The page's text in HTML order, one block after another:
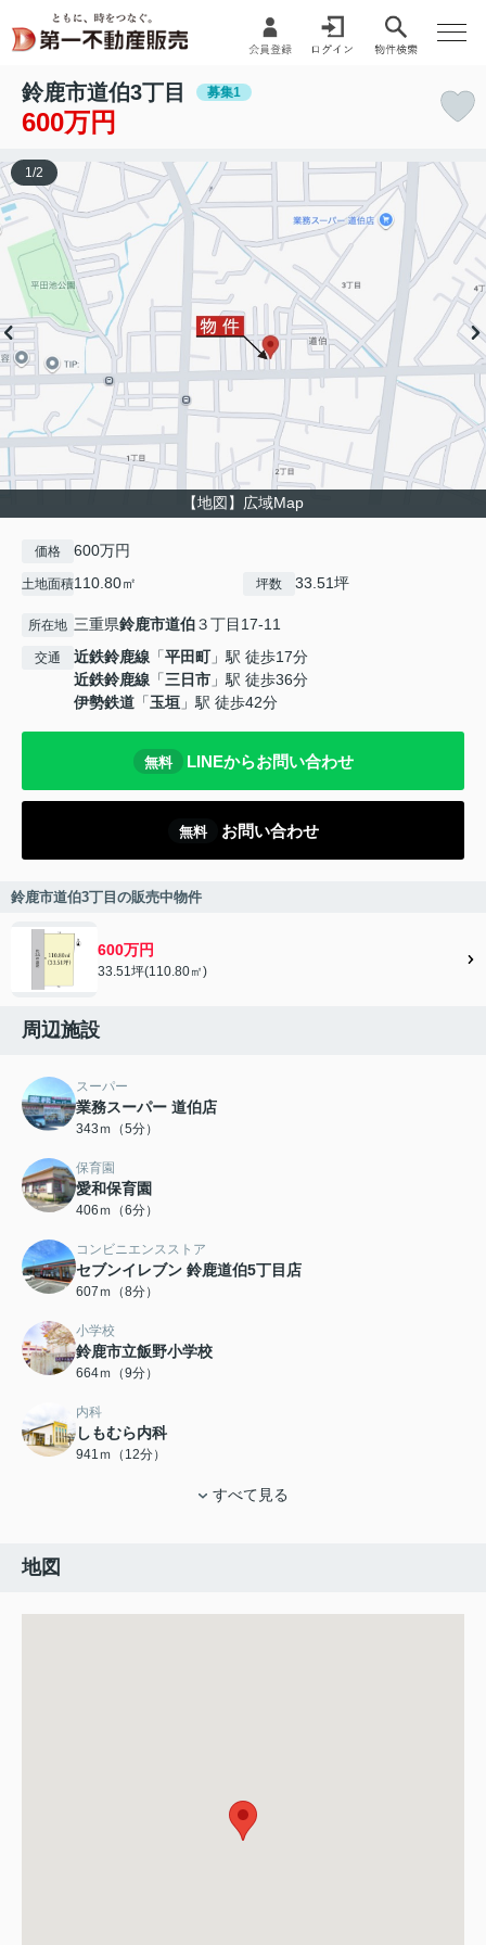
鈴鹿市道伯3丁目 募集1
600万円
【地図】広域Map
1 /2
価格 600万円
土地面積110.80㎡ 坪数 33.51坪
所在地 三重県鈴鹿市道伯３丁目17-11
交通 近鉄鈴鹿線 「平田町」駅 徒歩17分
近鉄鈴鹿線 「三日市 」駅 徒歩36分
伊勢鉄道 「玉垣 」駅 徒歩42分
無料 LINEからお問い合わせ
無料 お問い合わせ
鈴鹿市道伯3丁目の販売中物件
600万円
33.51坪(110.80㎡)
周辺施設
スーパー
業務スーパー 道伯店
343ｍ（5分）
保育園
愛和保育園
406ｍ（6分）
コンビニエンスストア
セブンイレブン 鈴鹿道伯5丁目店
607ｍ（8分）
小学校
鈴鹿市立飯野小学校
664ｍ（9分）
内科
しもむら内科
941ｍ（12分）
すべて見る
地図